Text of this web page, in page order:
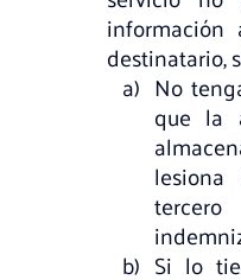
destinatario,
No
que la
Si lo